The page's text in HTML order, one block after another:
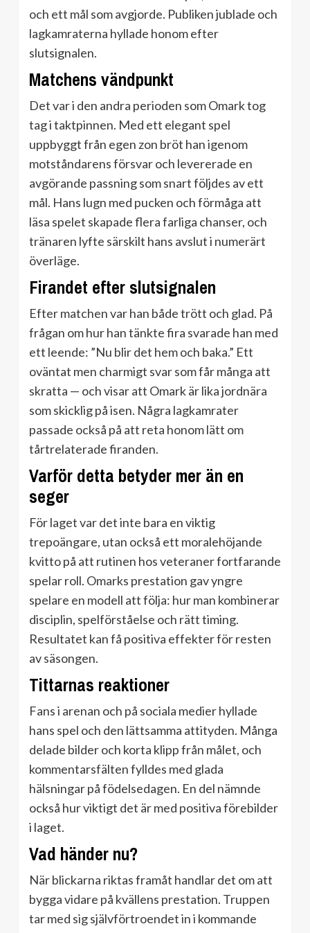
och ett mål som avgjorde. Publiken jublade och
lagkamraterna hyllade honom efter
slutsignalen.
Matchens vändpunkt
Det var i den andra perioden som Omark tog
tag i taktpinnen. Med ett elegant spel
uppbyggt från egen zon bröt han igenom
motståndarens försvar och levererade en
avgörande passning som snart följdes av ett
mål. Hans lugn med pucken och förmåga att
läsa spelet skapade flera farliga chanser, och
tränaren lyfte särskilt hans avslut i numerärt
överläge.
Firandet efter slutsignalen
Efter matchen var han både trött och glad. På
frågan om hur han tänkte fira svarade han med
ett leende: ”Nu blir det hem och baka.” Ett
oväntat men charmigt svar som får många att
skratta — och visar att Omark är lika jordnära
som skicklig på isen. Några lagkamrater
passade också på att reta honom lätt om
tårtrelaterade firanden.
Varför detta betyder mer än en
seger
För laget var det inte bara en viktig
trepoängare, utan också ett moralehöjande
kvitto på att rutinen hos veteraner fortfarande
spelar roll. Omarks prestation gav yngre
spelare en modell att följa: hur man kombinerar
disciplin, spelförståelse och rätt timing.
Resultatet kan få positiva effekter för resten
av säsongen.
Tittarnas reaktioner
Fans i arenan och på sociala medier hyllade
hans spel och den lättsamma attityden. Många
delade bilder och korta klipp från målet, och
kommentarsfälten fylldes med glada
hälsningar på födelsedagen. En del nämnde
också hur viktigt det är med positiva förebilder
i laget.
Vad händer nu?
När blickarna riktas framåt handlar det om att
bygga vidare på kvällens prestation. Truppen
tar med sig självförtroendet in i kommande